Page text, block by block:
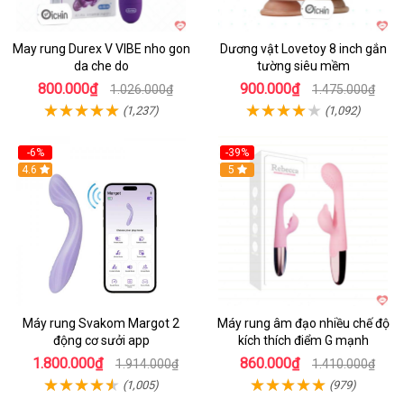
May rung Durex V VIBE nho gon
da che do
800.000₫ 1.026.000₫
(1,237)
Dương vật Lovetoy 8 inch gắn
tường siêu mềm
900.000₫ 1.475.000₫
(1,092)
-6%
4.6
Máy rung Svakom Margot 2
động cơ sưởi app
1.800.000₫ 1.914.000₫
(1,005)
-39%
Hot
5
Máy rung âm đạo nhiều chế độ
kích thích điểm G mạnh
860.000₫ 1.410.000₫
(979)